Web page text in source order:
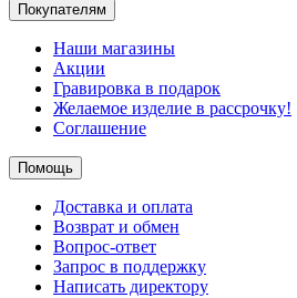
Покупателям
Наши магазины
Акции
Гравировка в подарок
Желаемое изделие в рассрочку!
Соглашение
Помощь
Доставка и оплата
Возврат и обмен
Вопрос-ответ
Запрос в поддержку
Написать директору